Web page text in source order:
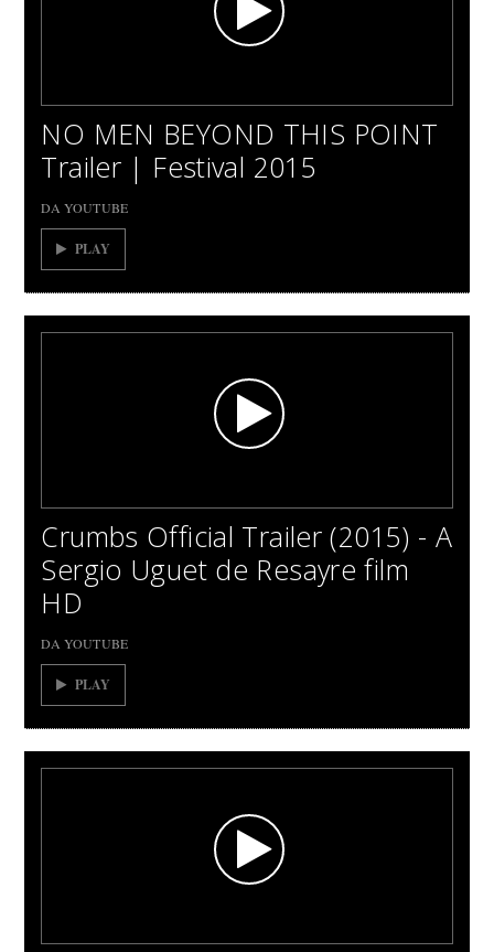
NO MEN BEYOND THIS POINT
Trailer | Festival 2015
DA YOUTUBE
PLAY
Crumbs Official Trailer (2015) - A
Sergio Uguet de Resayre film
HD
DA YOUTUBE
PLAY